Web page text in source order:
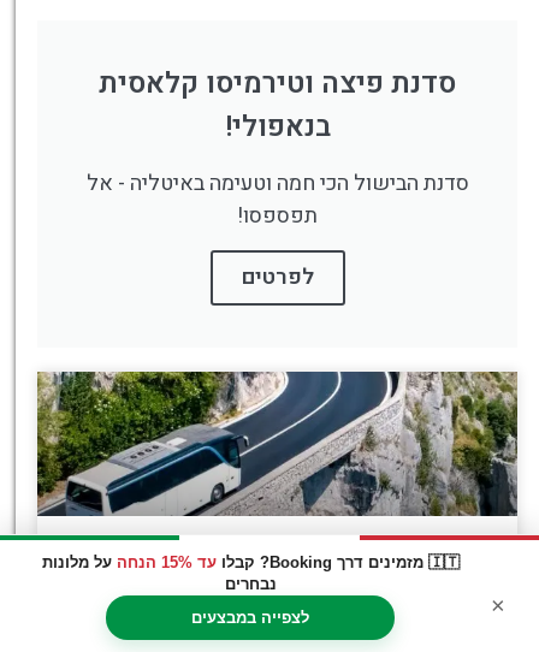
🇮🇹 מזמינים דרך Booking? קבלו עד 15% הנחה
על מלונות
נבחרים
לצפייה במבצעים
×
סדנת פיצה וטירמיסו קלאסית
בנאפולי!
סדנת הבישול הכי חמה וטעימה באיטליה - אל
תפספסו!
לפרטים
הגעה לנאפולי באוטוסטרדת A1 ("אוטוסטרדת השמש")